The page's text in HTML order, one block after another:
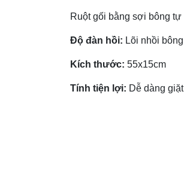
Ruột gối bằng sợi bông
Độ đàn hồi: Lõi nhồi
Kích thước: 55x15cm
Tính tiện lợi: Dễ dàng